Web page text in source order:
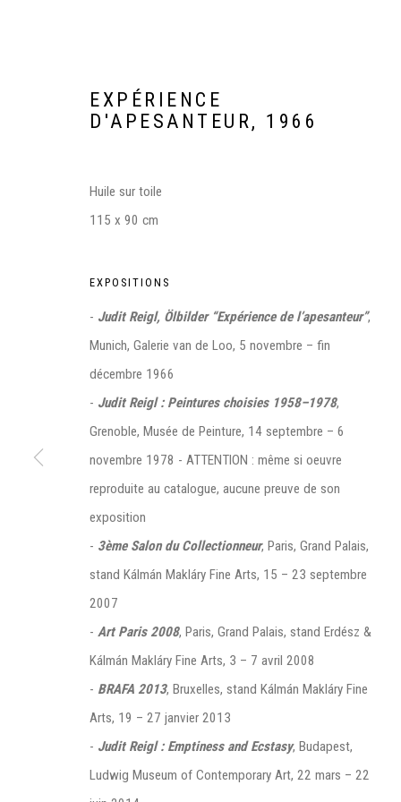
JUDIT REIGL 100 | JUDIT
MŰCSARNOK, BUDAPEST 4 OCTOBRE 2023 - 23
Manage cookies
©2026 FONDS DE DOTATION JUDIT REIGL - SITE RÉALISÉ À
CONTACT : inventaire@judit-reigl.com
EXPÉRIENCE
D'APESANTEUR, 1966
Huile sur toile
115 x 90 cm
EXPOSITIONS
- Judit Reigl, Ölbilder “Expérience de l’apesanteur”,
Munich, Galerie van de Loo, 5 novembre – fin
décembre 1966
- Judit Reigl : Peintures choisies 1958–1978,
Grenoble, Musée de Peinture, 14 septembre – 6
novembre 1978 - ATTENTION : même si oeuvre
reproduite au catalogue, aucune preuve de son
exposition
- 3ème Salon du Collectionneur, Paris, Grand Palais,
stand Kálmán Makláry Fine Arts, 15 – 23 septembre
2007
- Art Paris 2008, Paris, Grand Palais, stand Erdész &
Kálmán Makláry Fine Arts, 3 – 7 avril 2008
- BRAFA 2013, Bruxelles, stand Kálmán Makláry Fine
Arts, 19 – 27 janvier 2013
- Judit Reigl : Emptiness and Ecstasy, Budapest,
Ludwig Museum of Contemporary Art, 22 mars – 22